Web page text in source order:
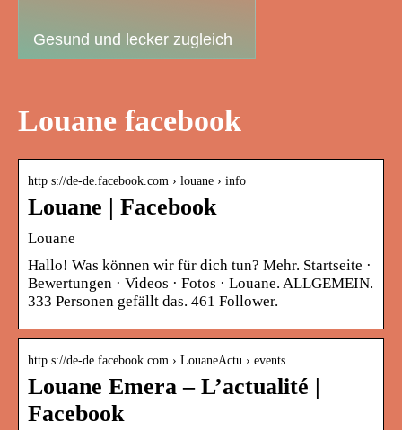
Gesund und lecker zugleich
Louane facebook
http s://de-de.facebook.com › louane › info
Louane | Facebook
Louane
Hallo! Was können wir für dich tun? Mehr. Startseite ·
Bewertungen · Videos · Fotos · Louane. ALLGEMEIN.
333 Personen gefällt das. 461 Follower.
http s://de-de.facebook.com › LouaneActu › events
Louane Emera – L’actualité |
Facebook